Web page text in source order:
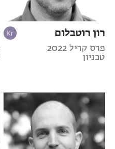
רון רוטבלום
פרס קריל 2022
טכניון